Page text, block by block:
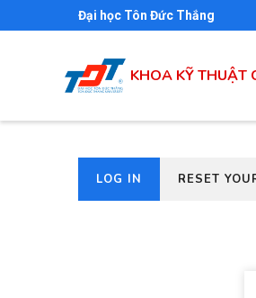
Đại học Tôn Đức Thắng
KHOA KỸ THUẬT
Primary
LOG IN
(ACTIVERESET